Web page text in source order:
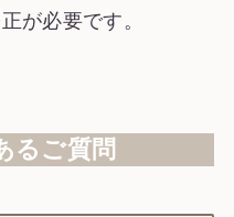
が必要です。
るご質問